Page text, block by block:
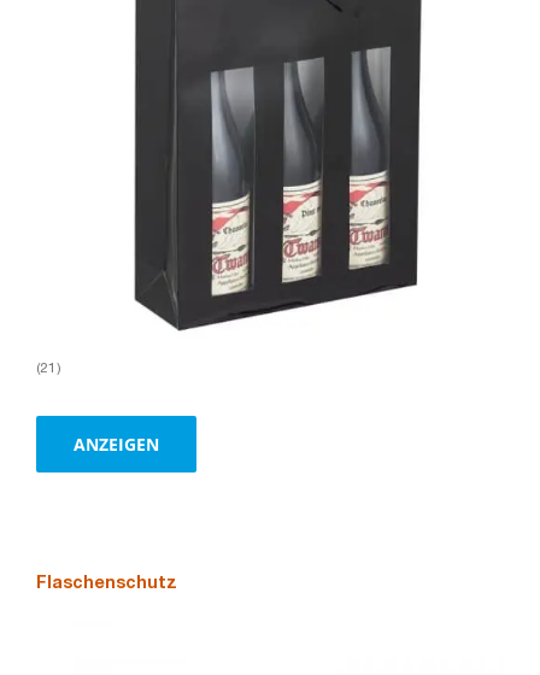
(21)
ANZEIGEN
Flaschenschutz